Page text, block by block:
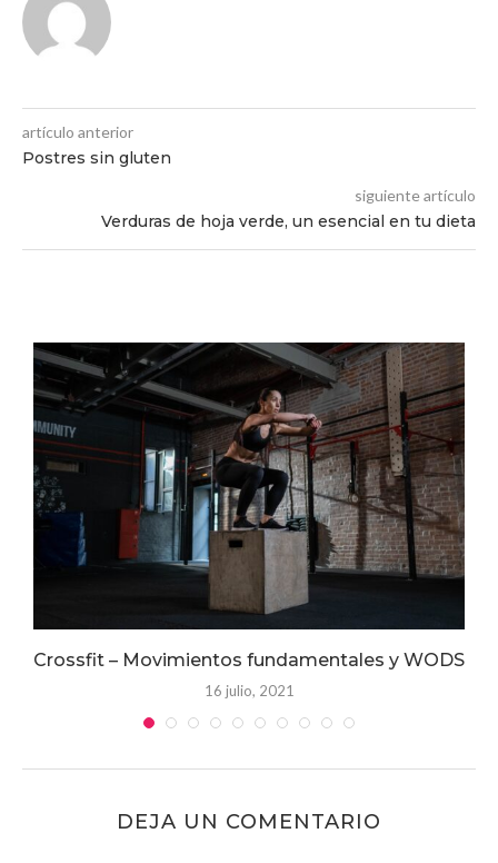
artículo anterior
Postres sin gluten
siguiente artículo
Verduras de hoja verde, un esencial en tu dieta
Crossfit – Movimientos fundamentales y WODS
16 julio, 2021
DEJA UN COMENTARIO